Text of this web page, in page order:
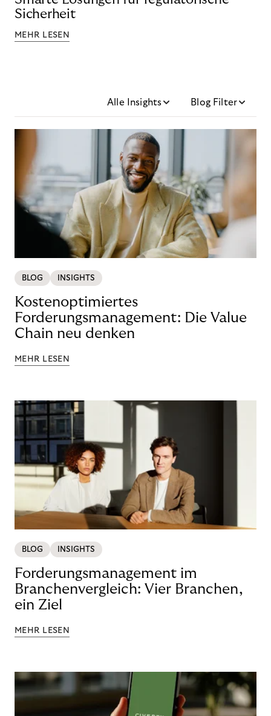
Sicherheit
MEHR LESEN
Alle Insights Blog Filter
BLOG INSIGHTS
Kostenoptimiertes
Forderungsmanagement: Die Value
Chain neu denken
MEHR LESEN
BLOG INSIGHTS
Forderungsmanagement im
Branchenvergleich: Vier Branchen,
ein Ziel
MEHR LESEN